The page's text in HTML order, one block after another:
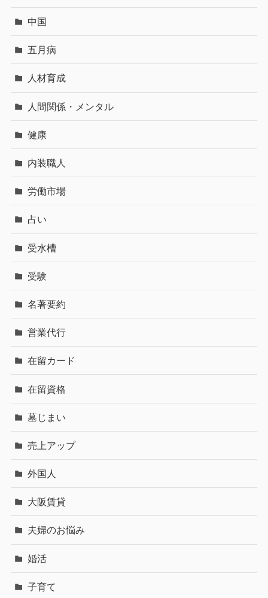
中国
五月病
人材育成
人間関係・メンタル
健康
内装職人
労働市場
占い
受水槽
受験
名著要約
営業代行
在留カード
在留資格
墓じまい
売上アップ
外国人
大阪賃貸
夫婦のお悩み
婚活
子育て